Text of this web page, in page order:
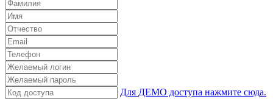
Для ДЕМО доступа нажмите сюда.